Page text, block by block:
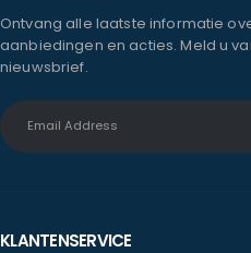
Ontvang alle laatste informatie
aanbiedingen en acties. Meld u
nieuwsbrief.
KLANTENSERVICE